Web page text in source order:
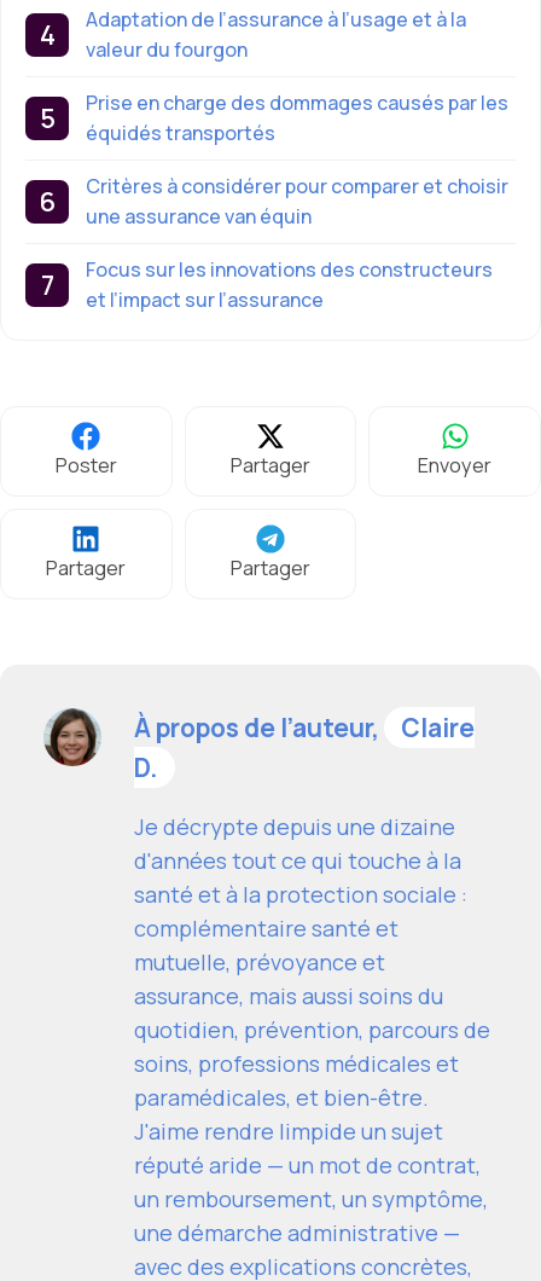
Adaptation de l’assurance à l’usage et à la
valeur du fourgon
Prise en charge des dommages causés par les
équidés transportés
Critères à considérer pour comparer et choisir
une assurance van équin
Focus sur les innovations des constructeurs
et l’impact sur l’assurance
Poster Partager Envoyer
Partager Partager
À propos de l’auteur,
Claire
D.
Je décrypte depuis une dizaine
d'années tout ce qui touche à la
santé et à la protection sociale :
complémentaire santé et
mutuelle, prévoyance et
assurance, mais aussi soins du
quotidien, prévention, parcours de
soins, professions médicales et
paramédicales, et bien-être.
J'aime rendre limpide un sujet
réputé aride — un mot de contrat,
un remboursement, un symptôme,
une démarche administrative —
avec des explications concrètes,